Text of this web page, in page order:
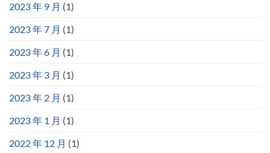
2023 年 9 月 (1)
2023 年 7 月 (1)
2023 年 6 月 (1)
2023 年 3 月 (1)
2023 年 2 月 (1)
2023 年 1 月 (1)
2022 年 12 月 (1)